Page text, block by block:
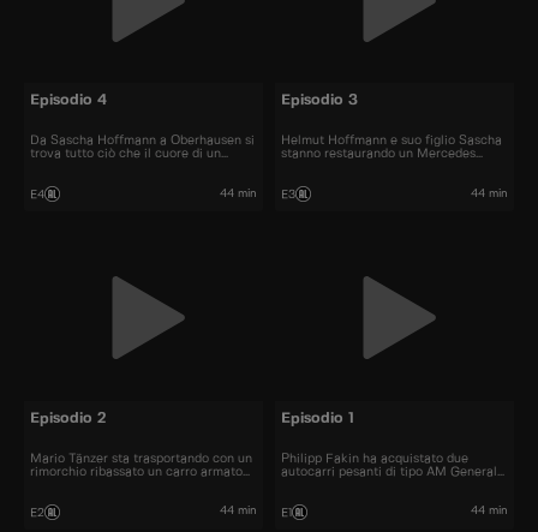
Episodio 4
Da Sascha Hoffmann a Oberhausen si
trova tutto ciò che il cuore di un
E4 44 min
Episodio 3
Helmut Hoffmann e suo figlio Sascha
stanno restaurando un Mercedes
E3 44 min
Episodio 2
Mario Tänzer sta trasportando con un
rimorchio ribassato un carro armato
E2 44 min
Episodio 1
Philipp Fakin ha acquistato due
autocarri pesanti di tipo AM General
E1 44 min